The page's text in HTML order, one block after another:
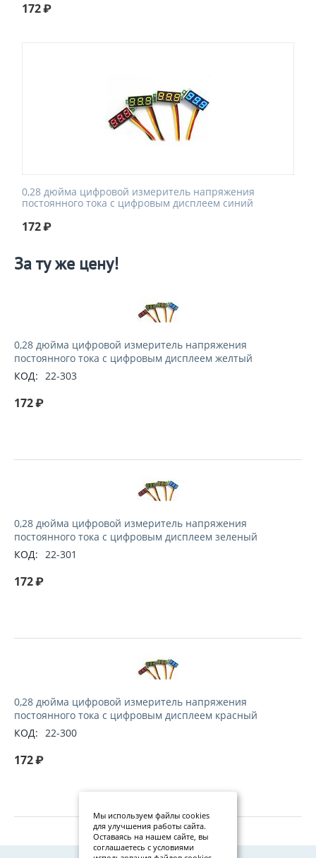
172₽
0,28 дюйма цифровой измеритель напряжения
постоянного тока с цифровым дисплеем синий
172₽
За ту же цену!
0,28 дюйма цифровой измеритель напряжения
постоянного тока с цифровым дисплеем желтый
КОД: 22-303
172₽
0,28 дюйма цифровой измеритель напряжения
постоянного тока с цифровым дисплеем зеленый
КОД: 22-301
172₽
0,28 дюйма цифровой измеритель напряжения
постоянного тока с цифровым дисплеем красный
КОД: 22-300
172₽
Мы используем файлы cookies
для улучшения работы сайта.
Оставаясь на нашем сайте, вы
соглашаетесь с условиями